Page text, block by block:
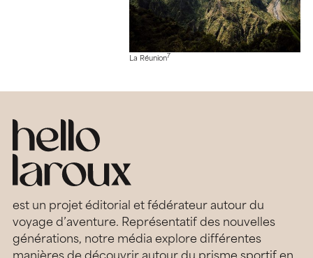
La Réunion7
est un projet éditorial et fédérateur autour du
voyage d’aventure. Représentatif des nouvelles
générations, notre média explore différentes